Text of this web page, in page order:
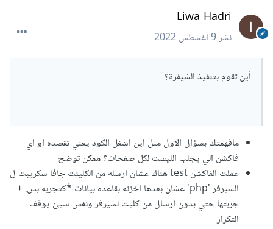
Liwa Hadri
نشر9 أغسطس 2022
أين تقوم بتنفيذ الشيفرة؟
مافهمتك بسؤال الاول مثل اين اشغل الكود يعني تقصده او اي
فاكشن الي يجلب الليست لكل صفحات؟ ممكن توضح
عملت الفاكشن test هناك عشان ارسله من الكلينت جافا سكريبت ل
السيرفر 'php' عشان بعدها اخزنه بقاعده بيانات *كتجربه بس. +
جربتها حتي بدون ارسال من كليت لسيرفر ونفس شيئ يوقف
التكرار